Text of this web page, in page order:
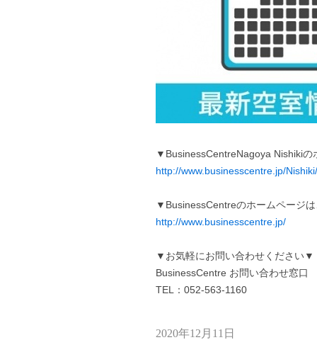
▼BusinessCentreNagoya Nishiki
http://www.businesscentre.jp/Nishiki/
▼BusinessCentreのホームページ
http://www.businesscentre.jp/
▼お気軽にお問い合わせください▼
BusinessCentre お問い合わせ窓口
TEL：052-563-1160
2020年12月11日